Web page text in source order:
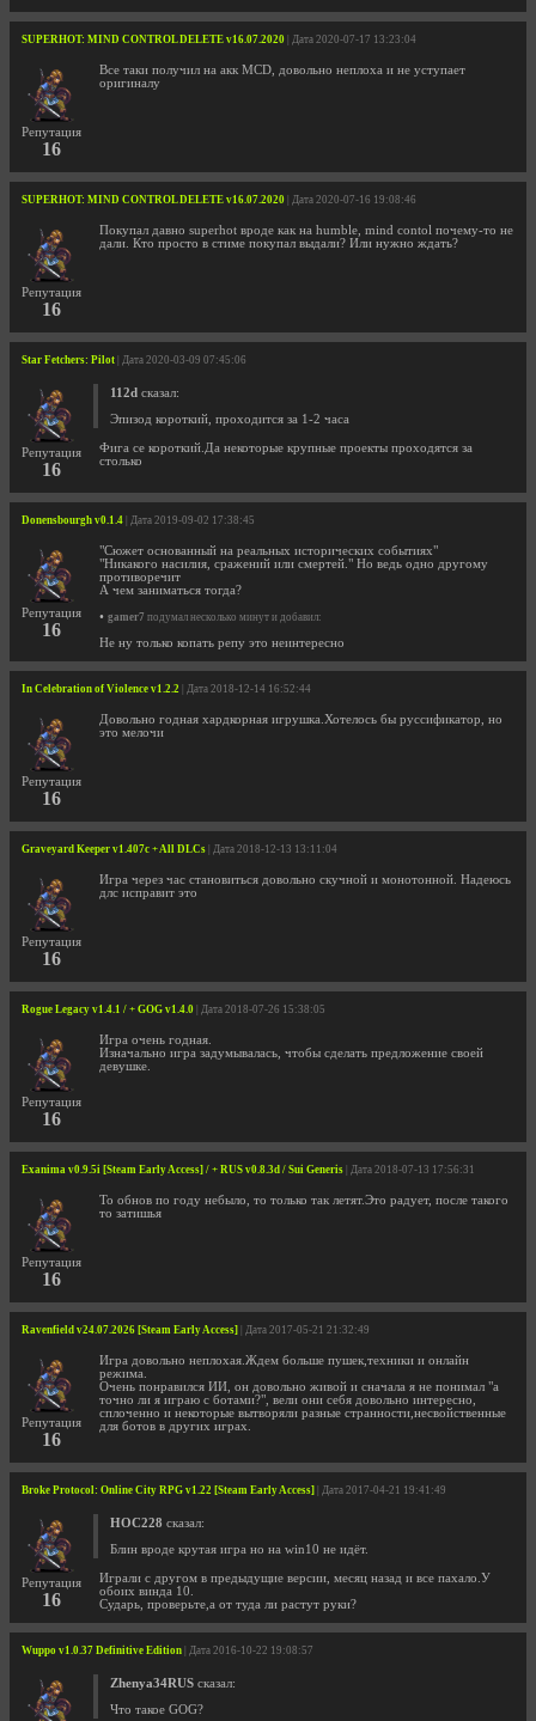
SUPERHOT: MIND CONTROL DELETE v16.07.2020 | Дата 2020-07-17 13:23:04
Репутация
16
Все таки получил на акк MCD, довольно неплоха и не уступает
оригиналу
SUPERHOT: MIND CONTROL DELETE v16.07.2020 | Дата 2020-07-16 19:08:46
Репутация
16
Покупал давно superhot вроде как на humble, mind contol почему-то не
дали. Кто просто в стиме покупал выдали? Или нужно ждать?
Star Fetchers: Pilot | Дата 2020-03-09 07:45:06
Репутация
16
112d сказал:
Эпизод короткий, проходится за 1-2 часа
Фига се короткий.Да некоторые крупные проекты проходятся за
столько
Donensbourgh v0.1.4 | Дата 2019-09-02 17:38:45
Репутация
16
"Сюжет основанный на реальных исторических событиях"
"Никакого насилия, сражений или смертей." Но ведь одно другому
противоречит
А чем заниматься тогда?
• gamer7 подумал несколько минут и добавил:
Не ну только копать репу это неинтересно
In Celebration of Violence v1.2.2 | Дата 2018-12-14 16:52:44
Репутация
16
Довольно годная хардкорная игрушка.Хотелось бы руссификатор, но
это мелочи
Graveyard Keeper v1.407c + All DLCs | Дата 2018-12-13 13:11:04
Репутация
16
Игра через час становиться довольно скучной и монотонной. Надеюсь
длс исправит это
Rogue Legacy v1.4.1 / + GOG v1.4.0 | Дата 2018-07-26 15:38:05
Репутация
16
Игра очень годная.
Изначально игра задумывалась, чтобы сделать предложение своей
девушке.
Exanima v0.9.5i [Steam Early Access] / + RUS v0.8.3d / Sui Generis | Дата 2018-07-13 17:56:31
Репутация
16
То обнов по году небыло, то только так летят.Это радует, после такого
то затишья
Ravenfield v24.07.2026 [Steam Early Access] | Дата 2017-05-21 21:32:49
Репутация
16
Игра довольно неплохая.Ждем больше пушек,техники и онлайн
режима.
Очень понравился ИИ, он довольно живой и сначала я не понимал "а
точно ли я играю с ботами?", вели они себя довольно интересно,
сплоченно и некоторые вытворяли разные странности,несвойственные
для ботов в других играх.
Broke Protocol: Online City RPG v1.22 [Steam Early Access] | Дата 2017-04-21 19:41:49
Репутация
16
HOC228 сказал:
Блин вроде крутая игра но на win10 не идёт.
Играли с другом в предыдущие версии, месяц назад и все пахало.У
обоих винда 10.
Сударь, проверьте,а от туда ли растут руки?
Wuppo v1.0.37 Definitive Edition | Дата 2016-10-22 19:08:57
Zhenya34RUS сказал:
Что такое GOG?